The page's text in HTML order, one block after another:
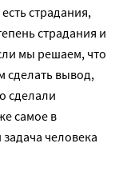
страдания,
страдания и
мы решаем, что
сделать вывод,
сделали
самое в
человека